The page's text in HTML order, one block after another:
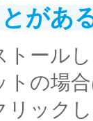
があ
ール
の場
リック